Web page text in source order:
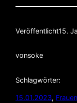
Veröffentlicht15.
vonsoke
Schlagwörter:
15.01.2023,